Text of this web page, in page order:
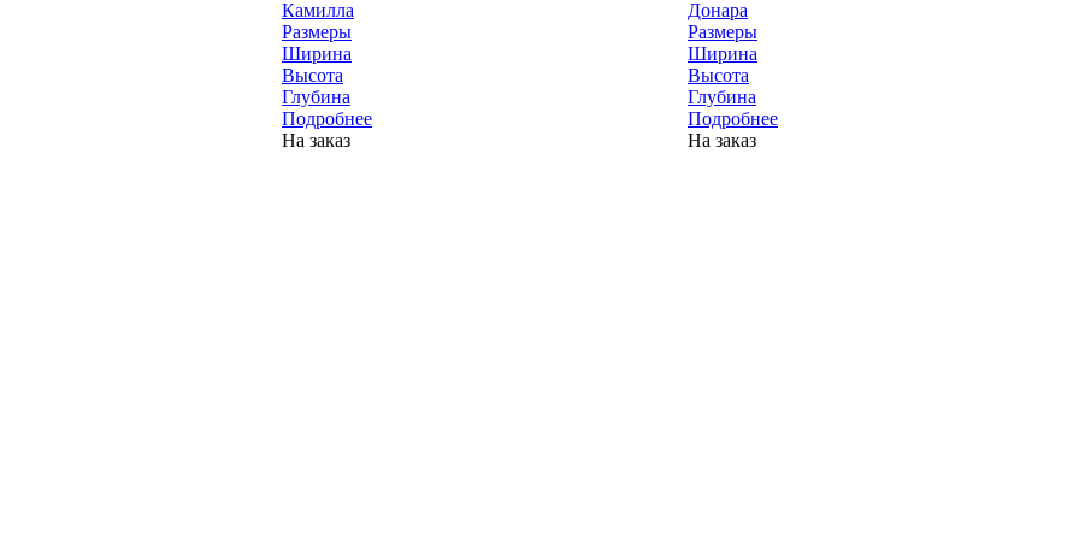
Камилла
Размеры
Ширина
Высота
Глубина
Подробнее
На заказ
Донара
Размеры
Ширина
Высота
Глубина
Подробнее
На заказ